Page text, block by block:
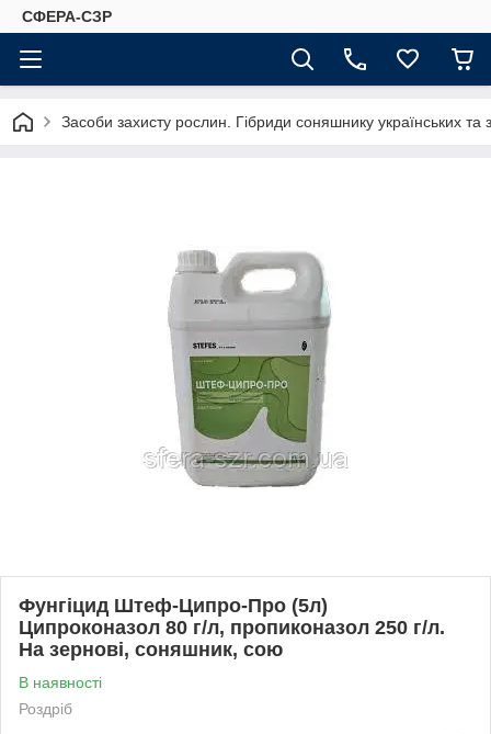
СФЕРА-СЗР
Засоби захисту рослин. Гібриди соняшнику українських та
Фунгіцид Штеф-Ципро-Про (5л)
Ципроконазол 80 г/л, пропиконазол 250 г/л.
На зернові, соняшник, сою
В наявності
Роздріб